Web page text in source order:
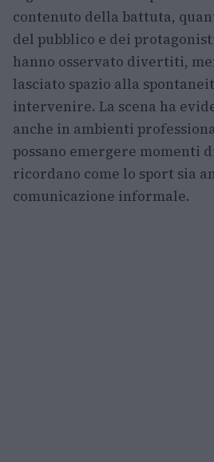
contenuto della battuta,
del pubblico e dei
hanno osservato divertiti,
lasciato spazio alla
intervenire. La scena ha
anche in ambienti
possano emergere momenti
ricordano come lo sport sia
comunicazione informale.